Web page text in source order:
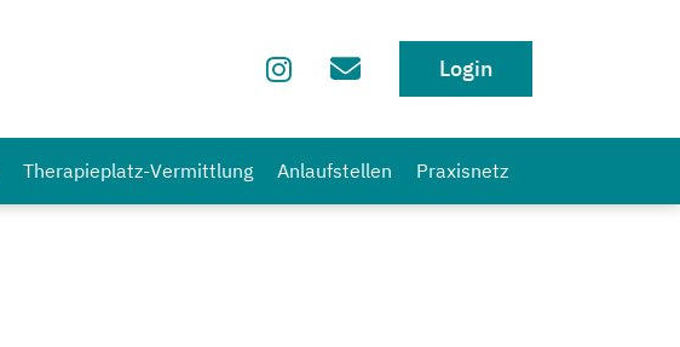
Login
Therapieplatz-Vermittlung Anlaufstellen Praxisnetz